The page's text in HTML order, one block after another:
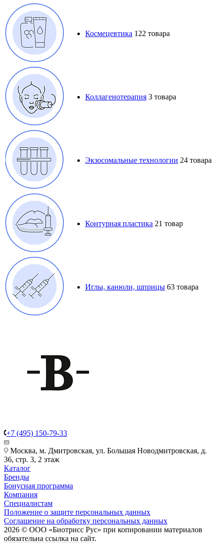
Космецевтика 122 товара
Коллагенотерапия 3 товара
Экзосомальные технологии 24 товара
Контурная пластика 21 товар
Иглы, канюли, шприцы 63 товара
+7 (495) 150-79-33
Москва, м. Дмитровская, ул. Большая Новодмитровская, д.
36, стр. 3, 2 этаж
Каталог
Бренды
Бонусная программа
Компания
Специалистам
Положение о защите персональных данных
Соглашение на обработку персональных данных
2026 © ООО «Биотрисс Рус» при копировании материалов
обязательна ссылка на сайт.